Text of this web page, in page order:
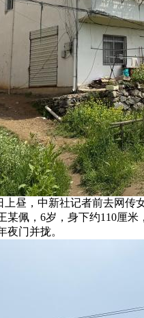
，中新社记者前去网传
，6岁，身下约110厘米
门并拢。